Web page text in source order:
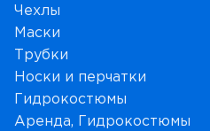
Чехлы
Маски
Трубки
Носки и перчатки
Гидрокостюмы
Аренда, Гидрокостюмы